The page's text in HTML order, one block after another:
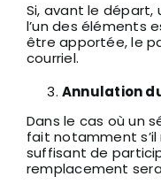
Si, avant le
l’un des éléments
être apportée, le
courriel.
Annulation
Dans le cas où un
fait notamment
suffisant de
remplacement